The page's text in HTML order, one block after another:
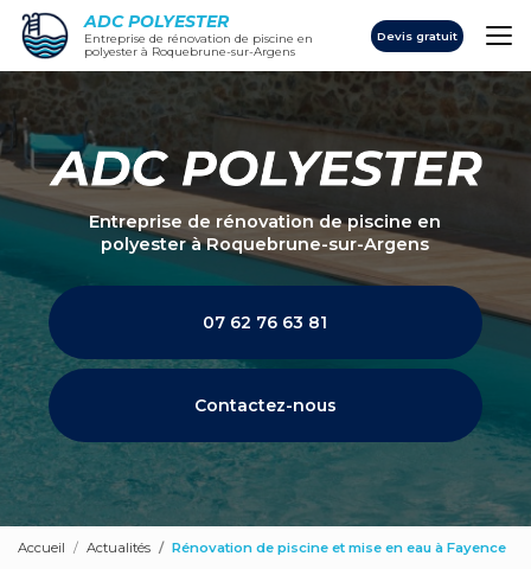
Aller
contenu
principal
ADC POLYESTER
Entreprise de rénovation de piscine en
polyester à Roquebrune-sur-Argens
Devis gratuit
Entreprise de rénovation de piscine en
polyesterà Roquebrune-sur-Argens
07 62 76 63 81
Contactez-nous
Accueil Actualités Rénovation de piscine et mise en eau à Fayence